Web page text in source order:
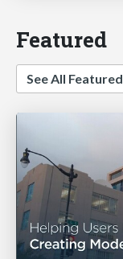
Featured
See All Featured